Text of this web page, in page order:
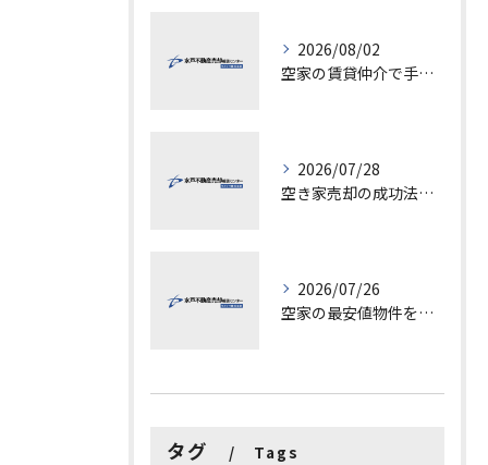
2026/08/02
空家の賃貸仲介で手数料と上限を徹底解説し200万円物件の注意点も紹介
2026/07/28
空き家売却の成功法と注意点
2026/07/26
空家の最安値物件を茨城県水戸市つくば市で探す方法と賢い売却ポイントを徹底解説
タグ Tags